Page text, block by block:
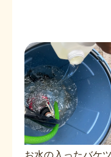
お水の入ったバケ